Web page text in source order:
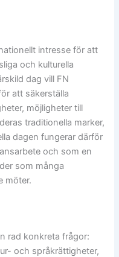
intresse för att
och kulturella
dag vill FN
att säkerställa
möjligheter till
traditionella marker,
dagen fungerar därför
och som en
som många
möter.
rad konkreta frågor:
och språkrättigheter,